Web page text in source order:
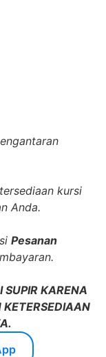
kursi
Anda.
Pesanan
KARENA